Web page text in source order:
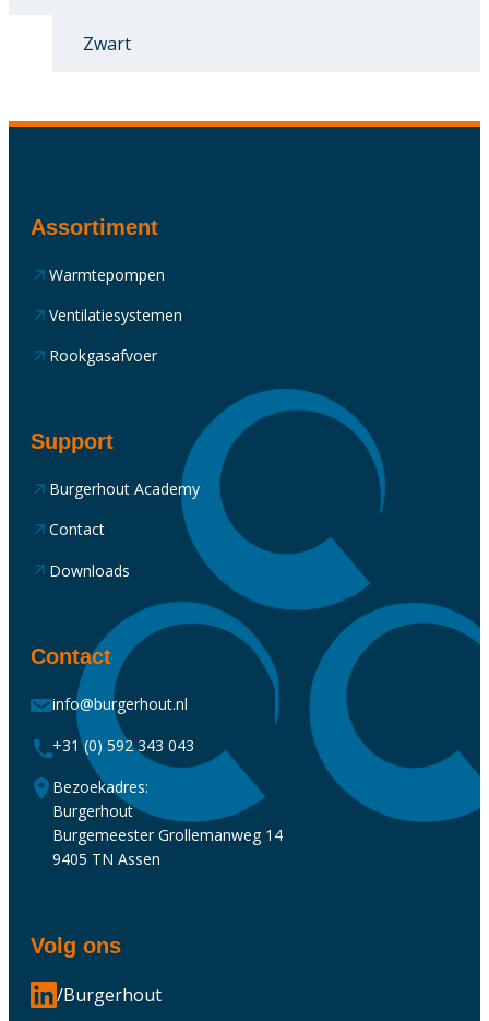
Zwart
Assortiment
Warmtepompen
Ventilatiesystemen
Rookgasafvoer
Support
Burgerhout Academy
Contact
Downloads
Contact
info@burgerhout.nl
+31 (0) 592 343 043
Bezoekadres:
Burgerhout
Burgemeester Grollemanweg 14
9405 TN Assen
Volg ons
/Burgerhout